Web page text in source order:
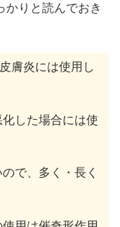
かりと読んでおき
膚炎には使用し
した場合には使
で、多く・長く